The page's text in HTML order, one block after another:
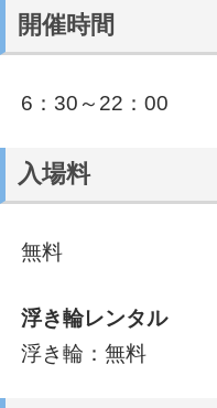
開催時間
6：30～22：00
入場料
無料
浮き輪レンタル
浮き輪：無料